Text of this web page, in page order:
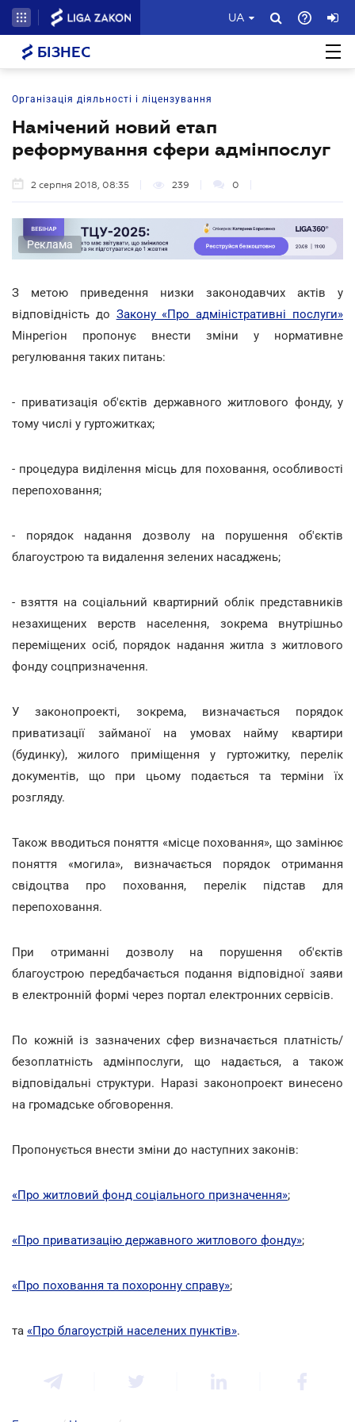
UA
БІЗНЕС
Організація діяльності і ліцензування
Намічений новий етап
реформування сфери адмінпослуг
2 серпня 2018, 08:35 239 0
Реклама
З метою приведення низки законодавчих актів у
відповідність до Закону «Про адміністративні послуги»
Мінрегіон пропонує внести зміни у нормативне
регулювання таких питань:
- приватизація об'єктів державного житлового фонду, у
тому числі у гуртожитках;
- процедура виділення місць для поховання, особливості
перепоховання;
- порядок надання дозволу на порушення об'єктів
благоустрою та видалення зелених насаджень;
- взяття на соціальний квартирний облік представників
незахищених верств населення, зокрема внутрішньо
переміщених осіб, порядок надання житла з житлового
фонду соцпризначення.
У законопроекті, зокрема, визначається порядок
приватизації займаної на умовах найму квартири
(будинку), жилого приміщення у гуртожитку, перелік
документів, що при цьому подається та терміни їх
розгляду.
Також вводиться поняття «місце поховання», що замінює
поняття «могила», визначається порядок отримання
свідоцтва про поховання, перелік підстав для
перепоховання.
При отриманні дозволу на порушення об'єктів
благоустрою передбачається подання відповідної заяви
в електронній формі через портал електронних сервісів.
По кожній із зазначених сфер визначається платність/
безоплатність адмінпослуги, що надається, а також
відповідальні структури. Наразі законопроект винесено
на громадське обговорення.
Пропонується внести зміни до наступних законів:
«Про житловий фонд соціального призначення»;
«Про приватизацію державного житлового фонду»;
«Про поховання та похоронну справу»;
та «Про благоустрій населених пунктів».